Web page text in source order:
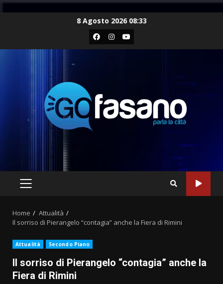
8 Agosto 2026 08:33
Facebook
Instagram
Youtube
PRIMARY
Home
Attualità
Il sorriso di Pierangelo “contagia” anche la Fiera di Rimini
Attualità Secondo Piano
Il sorriso di Pierangelo “contagia” anche la
Fiera di Rimini